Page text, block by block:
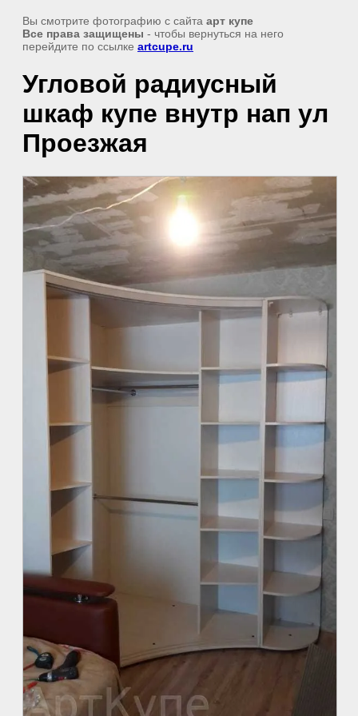
Вы смотрите фотографию с сайта арт купе
Все права защищены - чтобы вернуться на него
перейдите по ссылке artcupe.ru
Угловой радиусный
шкаф купе внутр нап ул
Проезжая